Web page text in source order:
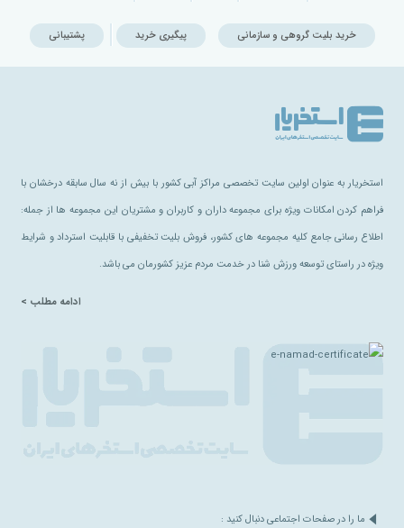
خرید بلیت گروهی و سازمانی پیگیری خرید پشتیبانی
استخریار به عنوان اولین سایت تخصصی مراکز آبی کشور با بیش از نه سال سابقه درخشان با
فراهم کردن امکانات ویژه برای مجموعه داران و کاربران و مشتریان این مجموعه ها از جمله:
اطلاع رسانی جامع کلیه مجموعه های کشور، فروش بلیت تخفیفی با قابلیت استرداد و شرایط
ویژه در راستای توسعه ورزش شنا در خدمت مردم عزیز کشورمان می باشد.
ادامه مطلب >
ما را در صفحات اجتماعی دنبال کنید :